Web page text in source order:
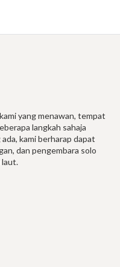
yang menawan, tempat
langkah sahaja
kami berharap dapat
dan pengembara solo